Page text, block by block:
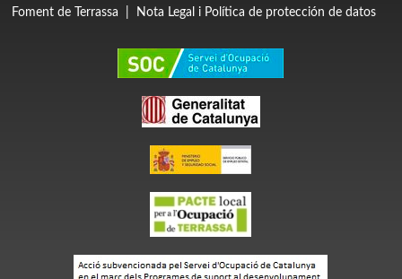
Foment de Terrassa Nota Legal i Política de protección de datos